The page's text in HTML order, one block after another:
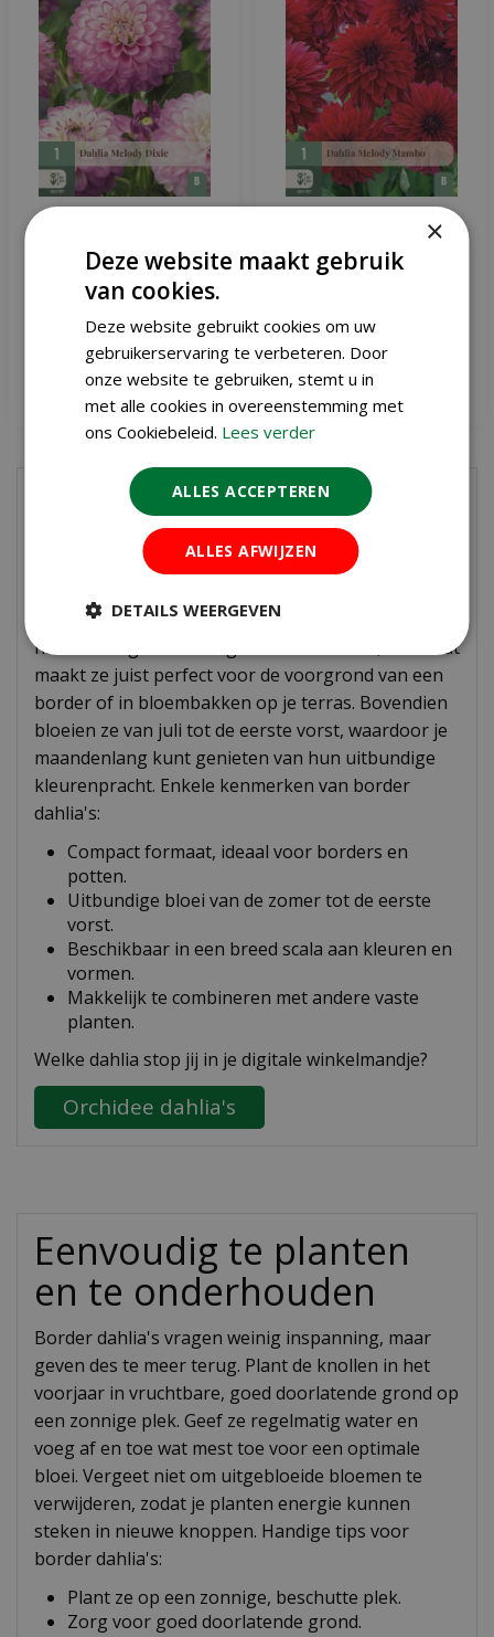
€ 4 ,49
Meer info
Dahlia Melody Mambo
Meer info
Compacte
krachtpatsers vol kleur
veelzijdigheid en compacte formaat. Ze groeien
niet zo hoog als sommige andere dahlia's, maar dat
maakt ze juist perfect voor de voorgrond van een
border of in bloembakken op je terras. Bovendien
bloeien ze van juli tot de eerste vorst, waardoor je
maandenlang kunt genieten van hun uitbundige
kleurenpracht. Enkele kenmerken van border
dahlia's:
Compact formaat, ideaal voor borders en
potten.
Uitbundige bloei van de zomer tot de eerste
vorst.
Beschikbaar in een breed scala aan kleuren en
vormen.
Makkelijk te combineren met andere vaste
planten.
Welke dahlia stop jij in je digitale winkelmandje?
Orchidee dahlia's
Eenvoudig te planten
en te onderhouden
Border dahlia's vragen weinig inspanning, maar
geven des te meer terug. Plant de knollen in het
voorjaar in vruchtbare, goed doorlatende grond op
een zonnige plek. Geef ze regelmatig water en
voeg af en toe wat mest toe voor een optimale
bloei. Vergeet niet om uitgebloeide bloemen te
verwijderen, zodat je planten energie kunnen
steken in nieuwe knoppen. Handige tips voor
border dahlia's:
Plant ze op een zonnige, beschutte plek.
Zorg voor goed doorlatende grond.
×
Deze website maakt gebruik
van cookies.
Deze website gebruikt cookies om uw
gebruikerservaring te verbeteren. Door
onze website te gebruiken, stemt u in
met alle cookies in overeenstemming met
ons Cookiebeleid. Lees verder
ALLES ACCEPTEREN
ALLES AFWIJZEN
DETAILS WEERGEVEN